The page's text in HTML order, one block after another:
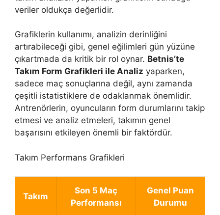
veriler oldukça değerlidir.
Grafiklerin kullanımı, analizin derinliğini
artırabileceği gibi, genel eğilimleri gün yüzüne
çıkartmada da kritik bir rol oynar. Betnis’te
Takım Form Grafikleri ile Analiz yaparken,
sadece maç sonuçlarına değil, aynı zamanda
çeşitli istatistiklere de odaklanmak önemlidir.
Antrenörlerin, oyuncuların form durumlarını takip
etmesi ve analiz etmeleri, takımın genel
başarısını etkileyen önemli bir faktördür.
Takım Performans Grafikleri
Takım
Son 5 Maç
Performansı
Genel Puan
Durumu